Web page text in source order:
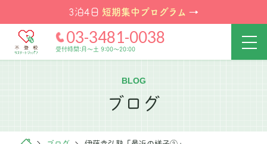
3泊4日 短期集中プログラム →
03-3481-0038
受付時間:月～土 9:00～20:00
BLOG
ブログ